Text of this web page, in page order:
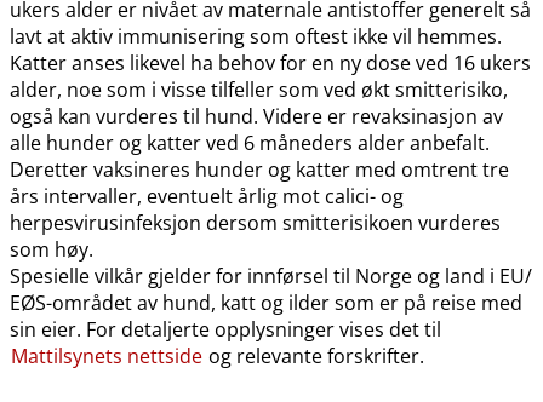
ukers alder er nivået av maternale antistoffer generelt så
lavt at aktiv immunisering som oftest ikke vil hemmes.
Katter anses likevel ha behov for en ny dose ved 16 ukers
alder, noe som i visse tilfeller som ved økt smitterisiko,
også kan vurderes til hund. Videre er revaksinasjon av
alle hunder og katter ved 6 måneders alder anbefalt.
Deretter vaksineres hunder og katter med omtrent tre
års intervaller, eventuelt årlig mot calici- og
herpesvirusinfeksjon dersom smitterisikoen vurderes
som høy.
Spesielle vilkår gjelder for innførsel til Norge og land i EU​/​
EØS-området av hund, katt og ilder som er på reise med
sin eier. For detaljerte opplysninger vises det til
Mattilsynets nettside og relevante forskrifter.